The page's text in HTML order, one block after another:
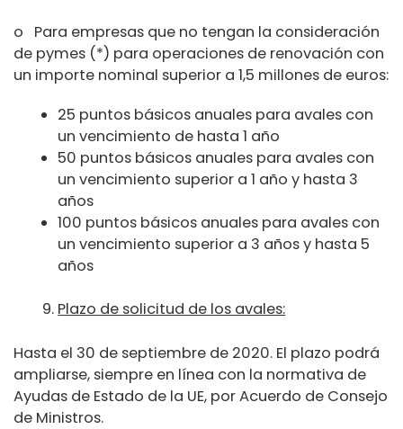
o Para empresas que no tengan la consideración
de pymes (*) para operaciones de renovación con
un importe nominal superior a 1,5 millones de euros:
25 puntos básicos anuales para avales con
un vencimiento de hasta 1 año
50 puntos básicos anuales para avales con
un vencimiento superior a 1 año y hasta 3
años
100 puntos básicos anuales para avales con
un vencimiento superior a 3 años y hasta 5
años
Plazo de solicitud de los avales:
Hasta el 30 de septiembre de 2020. El plazo podrá
ampliarse, siempre en línea con la normativa de
Ayudas de Estado de la UE, por Acuerdo de Consejo
de Ministros.